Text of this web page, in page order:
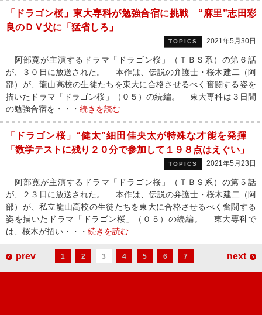
「ドラゴン桜」東大専科が勉強合宿に挑戦 “麻里”志田彩
良のＤＶ父に「猛省しろ」
TOPICS 2021年5月30日
阿部寛が主演するドラマ「ドラゴン桜」（ＴＢＳ系）の第６話
が、３０日に放送された。 本作は、伝説の弁護士・桜木建二（阿
部）が、龍山高校の生徒たちを東大に合格させるべく奮闘する姿を
描いたドラマ「ドラゴン桜」（０５）の続編。 東大専科は３日間
の勉強合宿を・・・ 続きを読む
「ドラゴン桜」“健太”細田佳央太が特殊な才能を発揮
「数学テストに残り２０分で参加して１９８点はえぐい」
TOPICS 2021年5月23日
阿部寛が主演するドラマ「ドラゴン桜」（ＴＢＳ系）の第５話
が、２３日に放送された。 本作は、伝説の弁護士・桜木建二（阿
部）が、私立龍山高校の生徒たちを東大に合格させるべく奮闘する
姿を描いたドラマ「ドラゴン桜」（０５）の続編。 東大専科で
は、桜木が招い・・・ 続きを読む
prev 1 2 3 4 5 6 7 next